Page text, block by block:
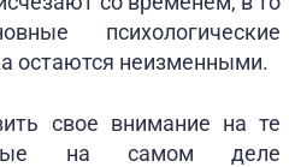
психологические
остаются неизменными.
свое внимание на те
на самом деле